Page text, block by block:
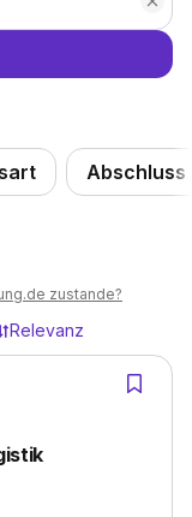
Abschluss
zustande?
Relevanz